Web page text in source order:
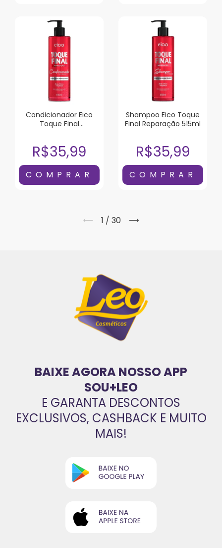
Condicionador Eico
Toque Final
R$35,99
Shampoo Eico Toque
Final Reparação 515ml
R$35,99
1 / 30
BAIXE AGORA NOSSO APP
SOU+LEO
E GARANTA DESCONTOS
EXCLUSIVOS, CASHBACK E MUITO
MAIS!